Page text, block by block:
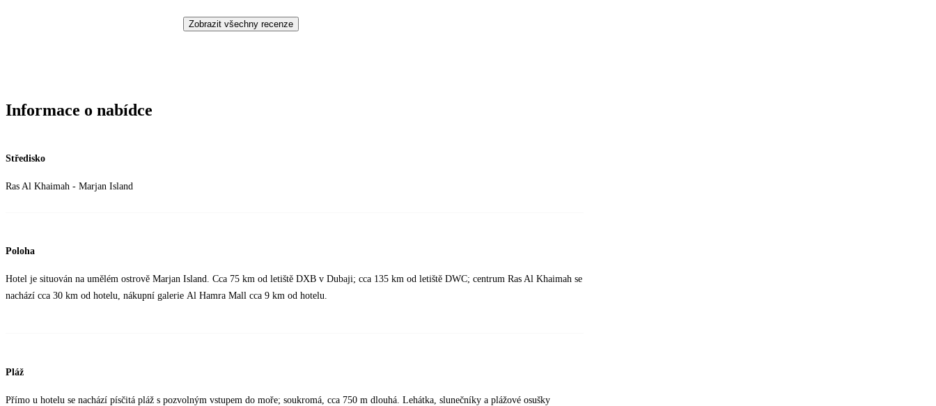
Zobrazit všechny recenze
Informace o nabídce
Středisko
Ras Al Khaimah - Marjan Island
Poloha
Hotel je situován na umělém ostrově Marjan Island. Cca 75 km od letiště DXB v Dubaji; cca 135 km od letiště DWC; centrum Ras Al Khaimah se
nachází cca 30 km od hotelu, nákupní galerie Al Hamra Mall cca 9 km od hotelu.
Pláž
Přímo u hotelu se nachází písčitá pláž s pozvolným vstupem do moře; soukromá, cca 750 m dlouhá. Lehátka, slunečníky a plážové osušky